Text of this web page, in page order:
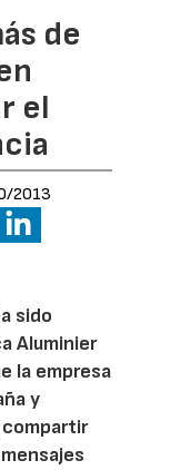
de
el
2013
sido
Aluminier
la empresa
y
compartir